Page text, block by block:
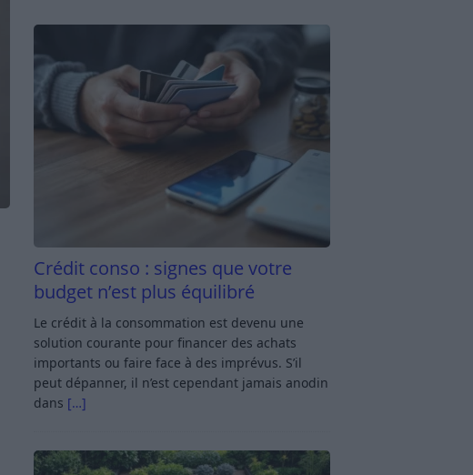
Crédit conso : signes que votre
budget n’est plus équilibré
Le crédit à la consommation est devenu une
solution courante pour financer des achats
importants ou faire face à des imprévus. S’il
peut dépanner, il n’est cependant jamais anodin
dans […]